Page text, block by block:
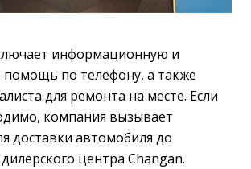
информационную и
помощь по телефону, а также
для ремонта на месте. Если
компания вызывает
доставки автомобиля до
центра Changan.